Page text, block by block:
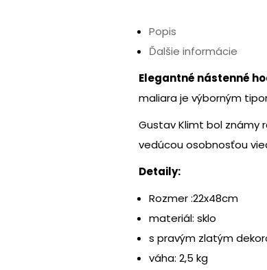
Popis
Ďalšie informácie
Elegantné nástenné
maliara je výborným
Gustav Klimt bol známy
vedúcou osobnosťou
Detaily:
Rozmer :22x48cm
materiál: sklo
s pravým zlatým
váha: 2,5 kg